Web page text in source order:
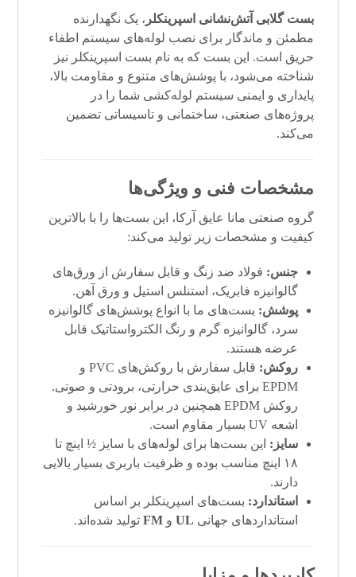
بست گلابی آتش‌نشانی اسپرینکلر ، یک نگهدارنده
مطمئن و ماندگار برای نصب لوله‌های سیستم اطفاء
حریق است. این بست که به نام بست اسپرینکلر نیز
شناخته می‌شود، با پوشش‌های متنوع و مقاومت بالا،
پایداری و ایمنی سیستم لوله‌کشی شما را در
پروژه‌های صنعتی، ساختمانی و تاسیساتی تضمین
می‌کند.
مشخصات فنی و ویژگی‌ها
گروه صنعتی مانا عایق آرکا، این بست‌ها را با بالاترین
کیفیت و مشخصات زیر تولید می‌کند:
جنس: فولاد ضد زنگ و قابل سفارش از ورق‌های
گالوانیزه فابریک، استنلس استیل و ورق آهن.
پوشش: بست‌های ما با انواع پوشش‌های گالوانیزه
سرد، گالوانیزه گرم و رنگ الکترواستاتیک قابل
عرضه هستند.
روکش:
قابل سفارش با روکش‌های PVC و
EPDM برای عایق‌بندی حرارتی، برودتی و صوتی.
روکش EPDM همچنین در برابر نور خورشید و
اشعه UV بسیار مقاوم است.
سایز: این بست‌ها برای لوله‌های با سایز ½ اینچ تا
۱۸ اینچ مناسب بوده و ظرفیت باربری بسیار بالایی
دارند.
استاندارد: بست‌های اسپرینکلر بر اساس
استانداردهای جهانی UL وFM تولید شده‌اند.